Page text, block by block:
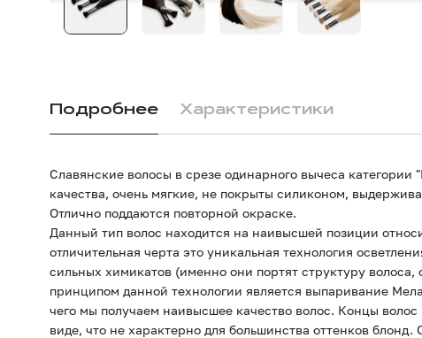
Подробнее Характеристики
Славянские волосы в срезе одинарного вычеса категории
качества, очень мягкие, не покрыты силиконом,
Отлично поддаются повторной окраске.
Данный тип волос находится на наивысшей позиции
отличительная черта это уникальная технология
сильных химикатов (именно они портят структуру
принципом данной технологии является выпаривание
чего мы получаем наивысшее качество волос. Концы
виде, что не характерно для большинства оттенков блонд.